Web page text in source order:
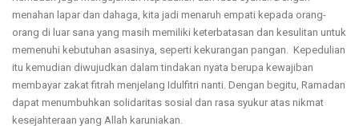
menahan lapar dan dahaga, kita jadi menaruh empati kepada orang-
orang di luar sana yang masih memiliki keterbatasan dan kesulitan untuk
memenuhi kebutuhan asasinya, seperti kekurangan pangan. Kepedulian
itu kemudian diwujudkan dalam tindakan nyata berupa kewajiban
membayar zakat fitrah menjelang Idulfitri nanti. Dengan begitu, Ramadan
dapat menumbuhkan solidaritas sosial dan rasa syukur atas nikmat
kesejahteraan yang Allah karuniakan.